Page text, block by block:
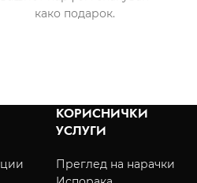
како подарок.
КОРИСНИЧКИ
УСЛУГИ
Преглед на нарачки